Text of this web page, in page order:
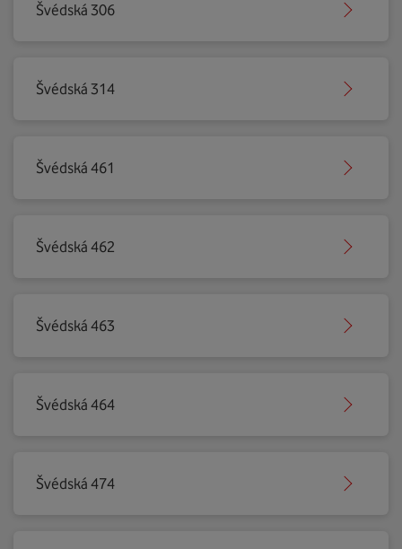
Švédská 306
Švédská 314
Švédská 461
Švédská 462
Švédská 463
Švédská 464
Švédská 474